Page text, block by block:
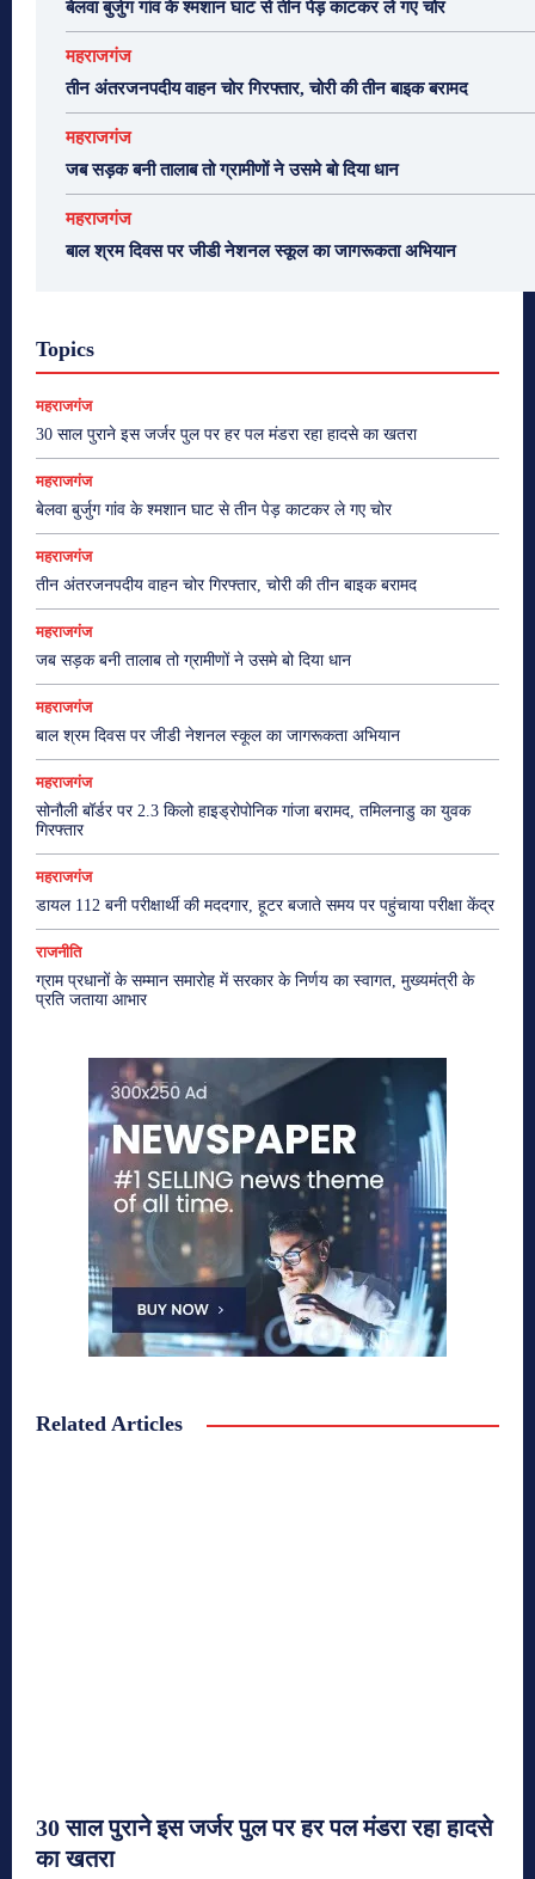
बेलवा बुर्जुग गांव के श्मशान घाट से तीन पेड़ काटकर ले गए चोर
महराजगंज
तीन अंतरजनपदीय वाहन चोर गिरफ्तार, चोरी की तीन बाइक बरामद
महराजगंज
जब सड़क बनी तालाब तो ग्रामीणों ने उसमे बो दिया धान
महराजगंज
बाल श्रम दिवस पर जीडी नेशनल स्कूल का जागरूकता अभियान
Topics
महराजगंज
30 साल पुराने इस जर्जर पुल पर हर पल मंडरा रहा हादसे का खतरा
महराजगंज
बेलवा बुर्जुग गांव के श्मशान घाट से तीन पेड़ काटकर ले गए चोर
महराजगंज
तीन अंतरजनपदीय वाहन चोर गिरफ्तार, चोरी की तीन बाइक बरामद
महराजगंज
जब सड़क बनी तालाब तो ग्रामीणों ने उसमे बो दिया धान
महराजगंज
बाल श्रम दिवस पर जीडी नेशनल स्कूल का जागरूकता अभियान
महराजगंज
सोनौली बॉर्डर पर 2.3 किलो हाइड्रोपोनिक गांजा बरामद, तमिलनाडु का युवक
गिरफ्तार
महराजगंज
डायल 112 बनी परीक्षार्थी की मददगार, हूटर बजाते समय पर पहुंचाया परीक्षा केंद्र
राजनीति
ग्राम प्रधानों के सम्मान समारोह में सरकार के निर्णय का स्वागत, मुख्यमंत्री के
प्रति जताया आभार
Related Articles
30 साल पुराने इस जर्जर पुल पर हर पल मंडरा रहा हादसे
का खतरा